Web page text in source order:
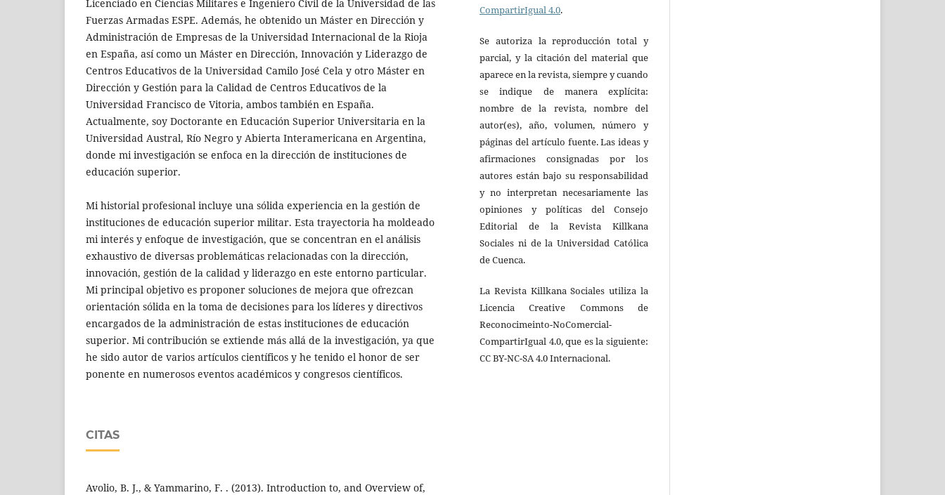
Licenciado en Ciencias Militares e Ingeniero Civil de la Universidad de las
Fuerzas Armadas ESPE. Además, he obtenido un Máster en Dirección y
Administración de Empresas de la Universidad Internacional de la Rioja
en España, así como un Máster en Dirección, Innovación y Liderazgo de
Centros Educativos de la Universidad Camilo José Cela y otro Máster en
Dirección y Gestión para la Calidad de Centros Educativos de la
Universidad Francisco de Vitoria, ambos también en España.
Actualmente, soy Doctorante en Educación Superior Universitaria en la
Universidad Austral, Río Negro y Abierta Interamericana en Argentina,
donde mi investigación se enfoca en la dirección de instituciones de
educación superior.
Mi historial profesional incluye una sólida experiencia en la gestión de
instituciones de educación superior militar. Esta trayectoria ha moldeado
mi interés y enfoque de investigación, que se concentran en el análisis
exhaustivo de diversas problemáticas relacionadas con la dirección,
innovación, gestión de la calidad y liderazgo en este entorno particular.
Mi principal objetivo es proponer soluciones de mejora que ofrezcan
orientación sólida en la toma de decisiones para los líderes y directivos
encargados de la administración de estas instituciones de educación
superior. Mi contribución se extiende más allá de la investigación, ya que
he sido autor de varios artículos científicos y he tenido el honor de ser
ponente en numerosos eventos académicos y congresos científicos.
CITAS
Avolio, B. J., & Yammarino, F. . (2013). Introduction to, and Overview of,
CompartirIgual 4.0.
Se autoriza la reproducción total y
parcial, y la citación del material que
aparece en la revista, siempre y cuando
se indique de manera explícita:
nombre de la revista, nombre del
autor(es), año, volumen, número y
páginas del artículo fuente. Las ideas y
afirmaciones consignadas por los
autores están bajo su responsabilidad
y no interpretan necesariamente las
opiniones y políticas del Consejo
Editorial de la Revista Killkana
Sociales ni de la Universidad Católica
de Cuenca.
La Revista Killkana Sociales utiliza la
Licencia Creative Commons de
Reconocimeinto-NoComercial-
CompartirIgual 4.0, que es la siguiente:
CC BY-NC-SA 4.0 Internacional.